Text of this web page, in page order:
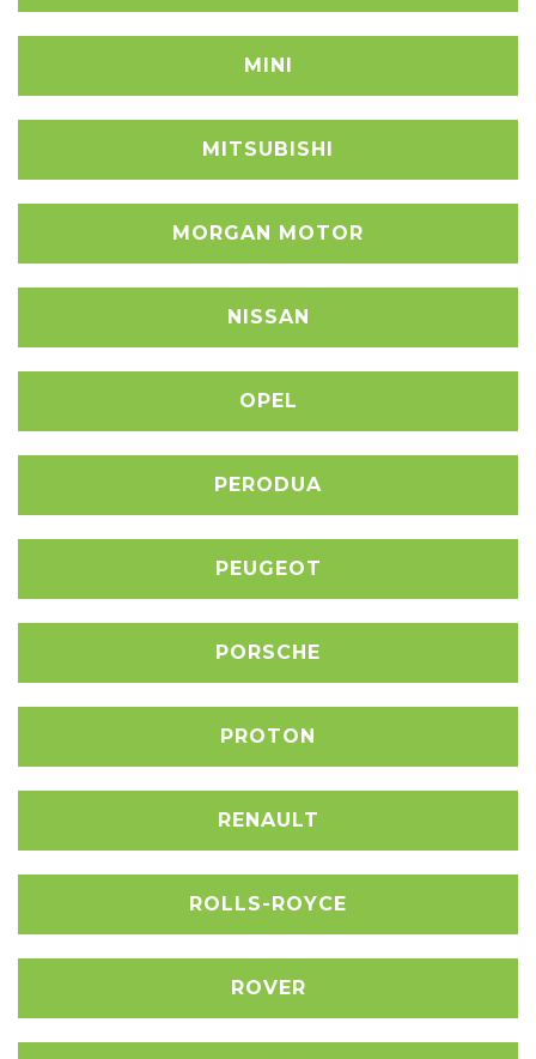
MINI
MITSUBISHI
MORGAN MOTOR
NISSAN
OPEL
PERODUA
PEUGEOT
PORSCHE
PROTON
RENAULT
ROLLS-ROYCE
ROVER